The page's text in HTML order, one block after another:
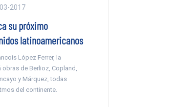
2017
su próximo
latinoamericanos
López Ferrer, la
de Berlioz, Copland,
y Márquez, todas
del continente.